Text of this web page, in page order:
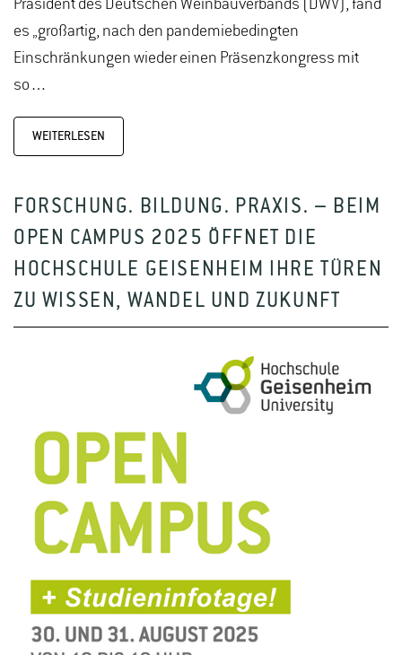
Präsident des Deutschen Weinbauverbands (DWV), fand
es „großartig, nach den pandemiebedingten
Einschränkungen wieder einen Präsenzkongress mit
so…
WEITERLESEN
FORSCHUNG. BILDUNG. PRAXIS. – BEIM
OPEN CAMPUS 2025 ÖFFNET DIE
HOCHSCHULE GEISENHEIM IHRE TÜREN
ZU WISSEN, WANDEL UND ZUKUNFT